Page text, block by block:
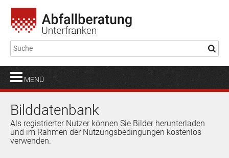
MENÜ
Bilddatenbank
Als registrierter Nutzer können Sie Bilder herunterladen
und im Rahmen der Nutzungsbedingungen kostenlos
verwenden.